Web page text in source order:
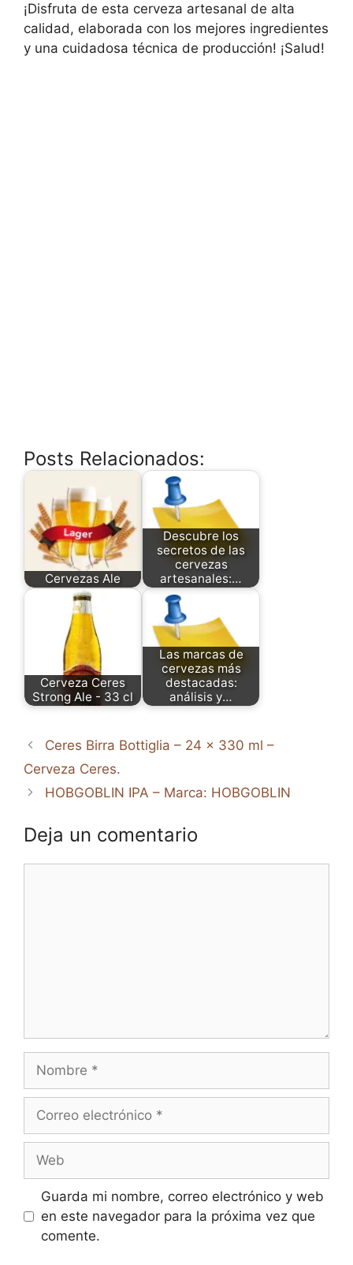
¡Disfruta de esta cerveza artesanal de alta
calidad, elaborada con los mejores ingredientes
y una cuidadosa técnica de producción! ¡Salud!
Posts Relacionados:
Cervezas Ale
Descubre los
secretos de las
cervezas
artesanales:…
Cerveza Ceres
Strong Ale - 33 cl
Las marcas de
cervezas más
destacadas:
análisis y…
Ceres Birra Bottiglia – 24 x 330 ml –
Cerveza Ceres.
HOBGOBLIN IPA – Marca: HOBGOBLIN
Deja un comentario
Nombre
Correo
Web
Guarda mi nombre, correo electrónico y web
en este navegador para la próxima vez que
comente.